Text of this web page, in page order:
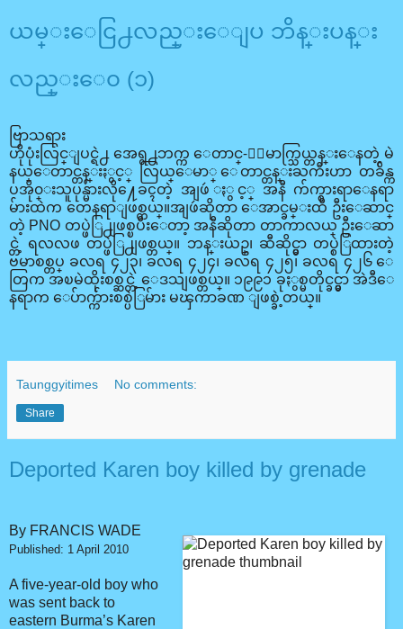
ယမ္းေငြ႕လည္းေျပ ဘိန္းပန္း
လည္းေ၀ (၁)
ဗြာသရား
ဟိုပုံးလြင္ျပင္ရဲ႕ အေရွ႕ဘက္က ေတာင္-ေျမာက္သြယ္တန္းေနတဲ့ မဲ
နယ္ေတာင္တန္းႏွင့္ လြယ္ေမာ္ ေတာင္တန္းႀကီးဟာ တခ်ိန္က
ပအို၀္းသူပုန္မ်ားလို႔ေခၚတဲ့ အျဖဴ ႏွင့္ အနီ က်က္စားရာေနရာ
မ်ားထဲက တေနရာျဖစ္တယ္။အျဖဴဆိုတာ ေအာင္ခမ္းထီ ဦးေဆာင္
တဲ့ PNO တပ္ဖဲြ႕ျဖစ္ၿပီးေတာ့ အနီဆိုတာ တာကာလယ္ ဦးေဆာ
င္တဲ့ ရလလဖ တပ္ဖဲြ႕ျဖစ္တယ္။ ဘန္းယဥ္၊ ဆီဆိုင္မွာ တပ္စဲြထားတဲ့
ဗမာစစ္တပ္ ခလရ ၄၂၃၊ ခလရ ၄၂၄၊ ခလရ ၄၂၅၊ ခလရ ၄၂၆ ေ
တြက အၿမဲထိုးစစ္ဆင္တဲ့ ေဒသျဖစ္တယ္။ ၁၉၉၁ ခုႏွစ္မတိုင္ခင္မွာ အဲဒီေ
နရာက ေပ်ာက္က်ားစစ္ပဲြမ်ား မၾကာခဏ ျဖစ္ခဲ့တယ္။
Taunggyitimes No comments:
Share
Deported Karen boy killed by grenade
By FRANCIS WADE
Published: 1 April 2010
A five-year-old boy who
was sent back to
eastern Burma’s Karen